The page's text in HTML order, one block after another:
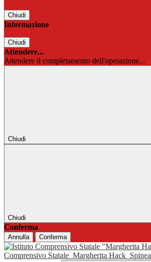
Chiudi
Informazione
Chiudi
Attendere...
Attendere il completamento dell'operazione...
Chiudi
Chiudi
Conferma
Annulla Conferma
Comprensivo Statale Margherita Hack Spinea